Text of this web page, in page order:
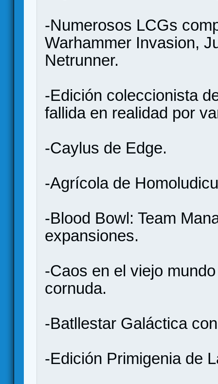
-Numerosos LCGs
Warhammer Invasion,
Netrunner.
-Edición coleccionista
fallida en realidad por
-Caylus de Edge.
-Agrícola de
-Blood Bowl: Team
expansiones.
-Caos en el viejo
cornuda.
-Batllestar Galáctica
-Edición Primigenia de